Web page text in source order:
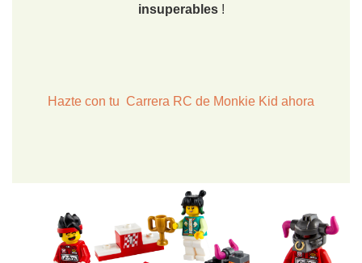
insuperables!
Hazte con tu Carrera RC de Monkie Kid ahora